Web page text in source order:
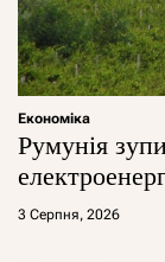
Економіка
Румунія
3 Серпня, 2026